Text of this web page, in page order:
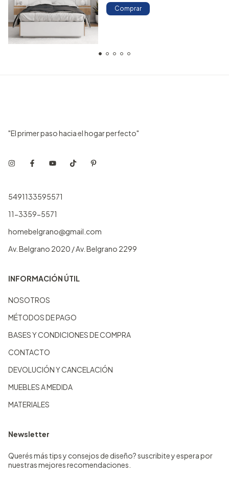
Comprar
"El primer paso hacia el hogar perfecto"
5491133595571
11-3359-5571
homebelgrano@gmail.com
Av. Belgrano 2020 / Av. Belgrano 2299
INFORMACIÓN ÚTIL
NOSOTROS
MÉTODOS DE PAGO
BASES Y CONDICIONES DE COMPRA
CONTACTO
DEVOLUCIÓN Y CANCELACIÓN
MUEBLES A MEDIDA
MATERIALES
Newsletter
Querés más tips y consejos de diseño? suscribite y espera por
nuestras mejores recomendaciones.